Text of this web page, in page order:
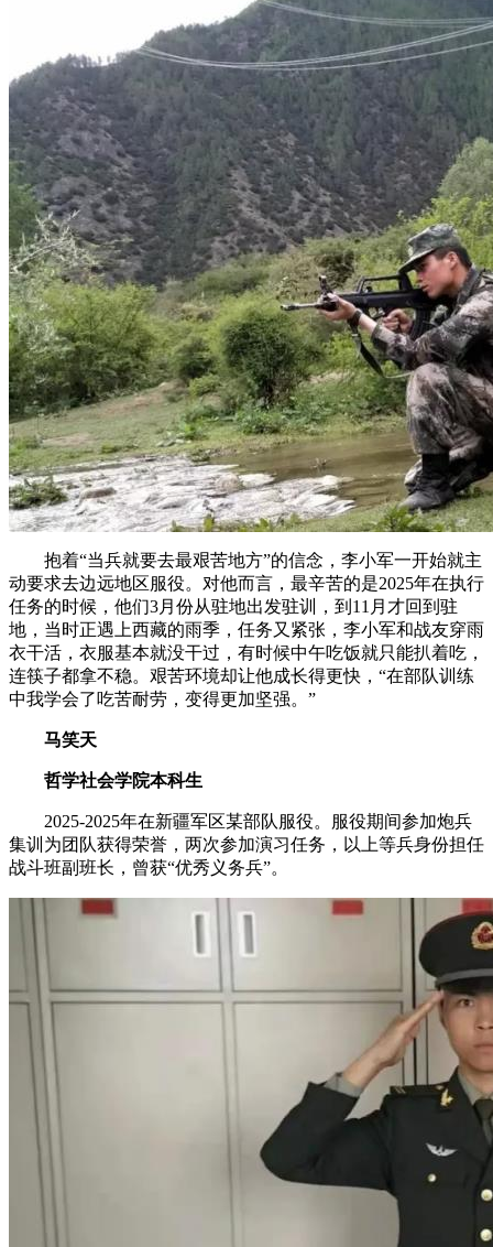
抱着“当兵就要去最艰苦地方”的信念，李小军一开始就主
动要求去边远地区服役。对他而言，最辛苦的是2025年在执行
任务的时候，他们3月份从驻地出发驻训，到11月才回到驻
地，当时正遇上西藏的雨季，任务又紧张，李小军和战友穿雨
衣干活，衣服基本就没干过，有时候中午吃饭就只能扒着吃，
连筷子都拿不稳。艰苦环境却让他成长得更快，“在部队训练
中我学会了吃苦耐劳，变得更加坚强。”
马笑天
哲学社会学院本科生
2025-2025年在新疆军区某部队服役。服役期间参加炮兵
集训为团队获得荣誉，两次参加演习任务，以上等兵身份担任
战斗班副班长，曾获“优秀义务兵”。